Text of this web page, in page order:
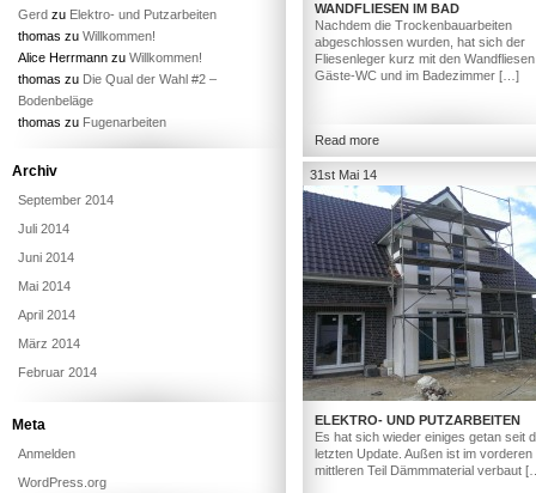
WANDFLIESEN IM BAD
Nachdem die Trockenbauarbeiten
abgeschlossen wurden, hat sich der
Fliesenleger kurz mit den
Gäste-WC und im Badezimmer […]
Read more
31st Mai 14
ELEKTRO- UND PUTZARBEITEN
Es hat sich wieder einiges getan seit
letzten Update. Außen ist im vorderen
mittleren Teil Dämmmaterial verbaut
Gerd zu Elektro- und Putzarbeiten
thomas zu Willkommen!
Alice Herrmann zu Willkommen!
thomas zu Die Qual der Wahl #2 –
Bodenbeläge
thomas zu Fugenarbeiten
Archiv
September 2014
Juli 2014
Juni 2014
Mai 2014
April 2014
März 2014
Februar 2014
Meta
Anmelden
WordPress.org